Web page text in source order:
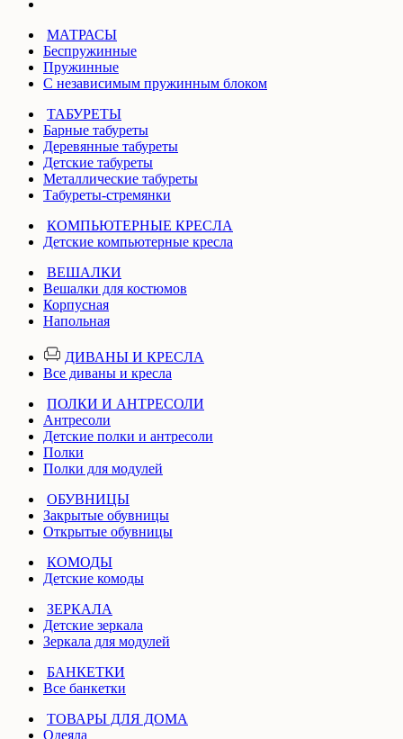
МАТРАСЫ
Беспружинные
Пружинные
С независимым пружинным блоком
ТАБУРЕТЫ
Барные табуреты
Деревянные табуреты
Детские табуреты
Металлические табуреты
Табуреты-стремянки
КОМПЬЮТЕРНЫЕ КРЕСЛА
Детские компьютерные кресла
ВЕШАЛКИ
Вешалки для костюмов
Корпусная
Напольная
ДИВАНЫ И КРЕСЛА
Все диваны и кресла
ПОЛКИ И АНТРЕСОЛИ
Антресоли
Детские полки и антресоли
Полки
Полки для модулей
ОБУВНИЦЫ
Закрытые обувницы
Открытые обувницы
КОМОДЫ
Детские комоды
ЗЕРКАЛА
Детские зеркала
Зеркала для модулей
БАНКЕТКИ
Все банкетки
ТОВАРЫ ДЛЯ ДОМА
Одеяла